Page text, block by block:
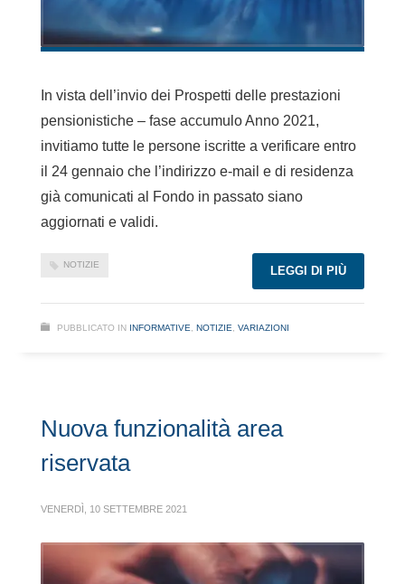
In vista dell’invio dei Prospetti delle prestazioni
pensionistiche – fase accumulo Anno 2021,
invitiamo tutte le persone iscritte a verificare entro
il 24 gennaio che l’indirizzo e-mail e di residenza
già comunicati al Fondo in passato siano
aggiornati e validi.
NOTIZIE LEGGI DI PIÙ
PUBBLICATO IN INFORMATIVE, NOTIZIE, VARIAZIONI
Nuova funzionalità area
riservata
VENERDÌ, 10 SETTEMBRE 2021